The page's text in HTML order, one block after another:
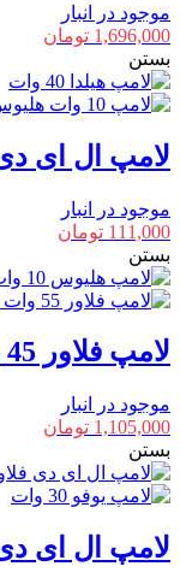
موجود در انبار
1,696,000 تومان
بستن
لامپ ال ای دی هلیوس
موجود در انبار
111,000 تومان
بستن
لامپ فلاور 45 وات نورانی سهند آوا
موجود در انبار
1,105,000 تومان
بستن
لامپ ال ای دی یوفو 30